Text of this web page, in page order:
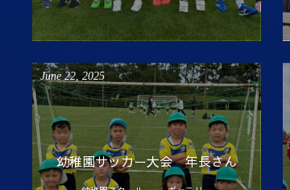
June 22 ,2025
幼稚園サッカー大会 年長さん